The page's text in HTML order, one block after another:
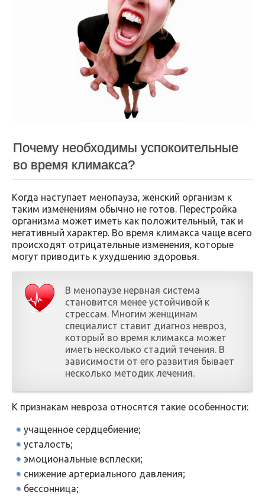
Почему необходимы успокоительные
во время климакса?
Когда наступает менопауза, женский организм к
таким изменениям обычно не готов. Перестройка
организма может иметь как положительный, так и
негативный характер. Во время климакса чаще всего
происходят отрицательные изменения, которые
могут приводить к ухудшению здоровья.
В менопаузе нервная система
становится менее устойчивой к
стрессам. Многим женщинам
специалист ставит диагноз невроз,
который во время климакса может
иметь несколько стадий течения. В
зависимости от его развития бывает
несколько методик лечения.
К признакам невроза относятся такие особенности:
учащенное сердцебиение;
усталость;
эмоциональные всплески;
снижение артериального давления;
бессонница;